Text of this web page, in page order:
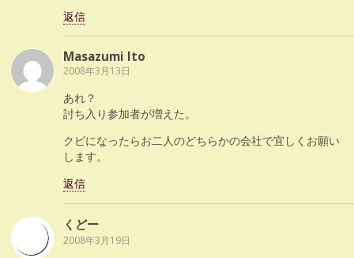
返信
Masazumi Ito
2008年3月13日
あれ？
討ち入り参加者が増えた。
クビになったらお二人のどちらかの会社で宜しくお願い
します。
返信
くどー
2008年3月19日